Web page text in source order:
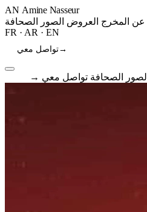
AN Amine Nasseur
عن المخرج العروض الصور
الصحافة
FR · AR · EN
تواصل معي→
الصور الصحافة تواصل معي →